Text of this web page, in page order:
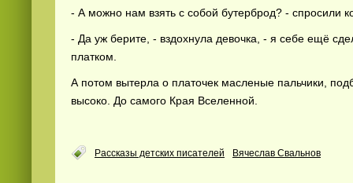
- А можно нам взять с собой бутерброд? - спросили
- Да уж берите, - вздохнула девочка, - я себе ещё
платком.
А потом вытерла о платочек масленые пальчики,
высоко. До самого Края Вселенной.
Рассказы детских писателей Вячеслав Свальнов